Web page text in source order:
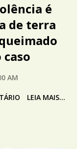
é
de terra
AM
LEIA MAIS...